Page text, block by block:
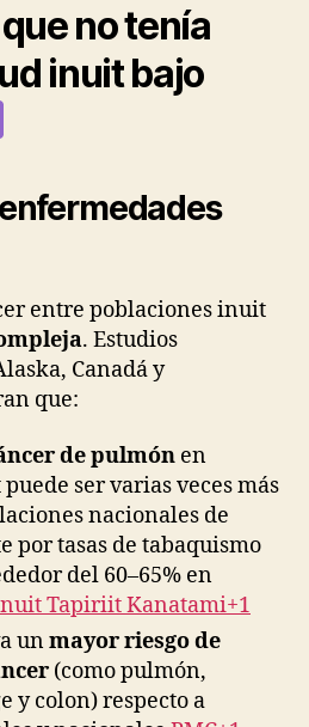
no tenía
inuit bajo
entre poblaciones inuit
. Estudios
Canadá y
que:
de pulmón en
ser varias veces más
nacionales de
por tasas de tabaquismo
del 60–65% en
Tapiriit Kanatami+1
unmayor riesgo de
(como pulmón,
y colon) respecto a